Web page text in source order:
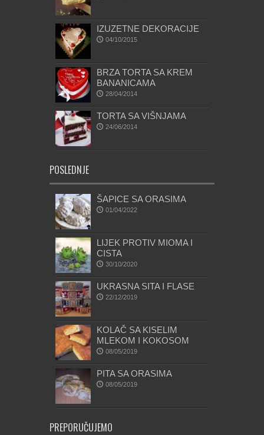
IZUZETNE DEKORACIJE
04/10/2015
BRZA TORTA SA KREM
BANANICAMA
28/04/2014
TORTA SA VIŠNJAMA
24/06/2014
POSLEDNJE
ŠAPICE SA ORASIMA
01/04/2022
LIJEK PROTIV MIOMA I
CISTA
30/10/2020
UKRASNA SITA I FLASE
22/12/2019
KOLAČ SA KISELIM
MLEKOM I KOKOSOM
08/05/2019
PITA SA ORASIMA
08/05/2019
PREPORUČUJEMO